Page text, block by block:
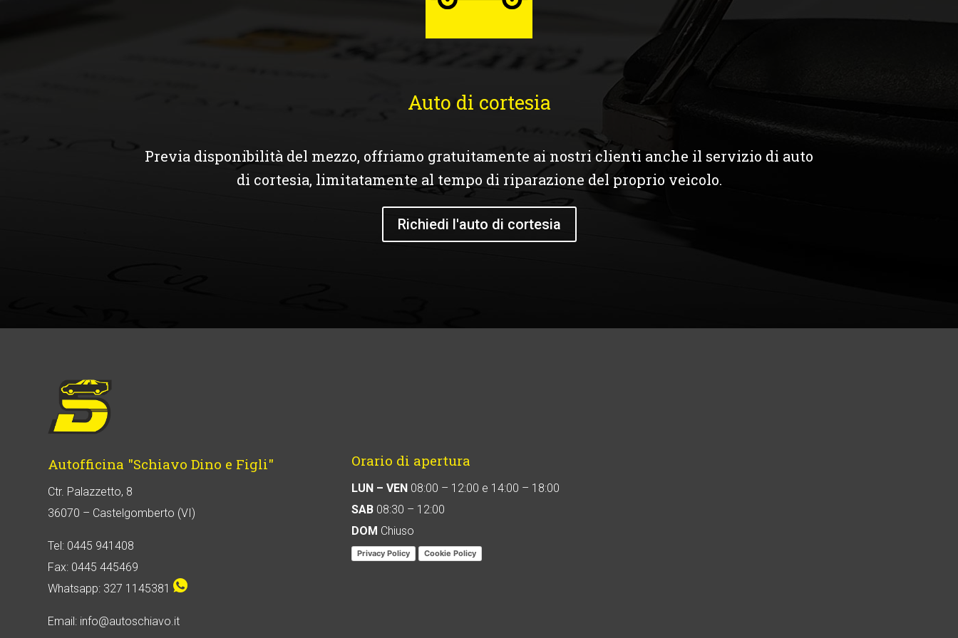
Auto di cortesia
Previa disponibilità del mezzo, offriamo gratuitamente ai nostri clienti anche il servizio di auto
di cortesia, limitatamente al tempo di riparazione del proprio veicolo.
Richiedi l'auto di cortesia
Autofficina "Schiavo Dino e Figli"
Ctr. Palazzetto, 8
36070 – Castelgomberto (VI)
Tel: 0445 941408
Fax: 0445 445469
Whatsapp: 327 1145381
Email: info@autoschiavo.it
Orario di apertura
LUN – VEN08:00 – 12:00 e 14:00 – 18:00
SAB08:30 – 12:00
DOM Chiuso
Privacy Policy Cookie Policy